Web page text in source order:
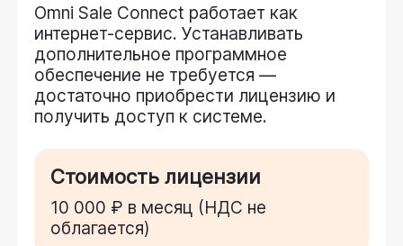
Omni Sale Connect работает как
интернет-сервис. Устанавливать
дополнительное программное
обеспечение не требуется —
достаточно приобрести лицензию и
получить доступ к системе.
Стоимость лицензии
10 000 ₽ в месяц (НДС не
облагается)